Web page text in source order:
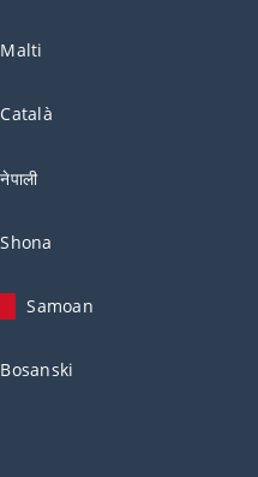
Malti
Català
नेपाली
Shona
Samoan
Bosanski